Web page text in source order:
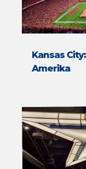
Kansas
Amerika